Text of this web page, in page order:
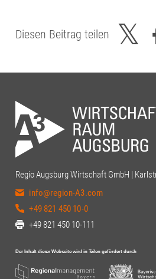
Diesen Beitrag teilen
Regio Augsburg Wirtschaft GmbH |
info@region-A3.com
+49 821 450 10-0
+49 821 450 10-111